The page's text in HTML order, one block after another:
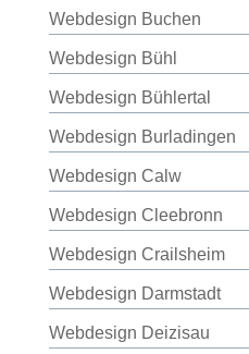
Webdesign Buchen
Webdesign Bühl
Webdesign Bühlertal
Webdesign Burladingen
Webdesign Calw
Webdesign Cleebronn
Webdesign Crailsheim
Webdesign Darmstadt
Webdesign Deizisau